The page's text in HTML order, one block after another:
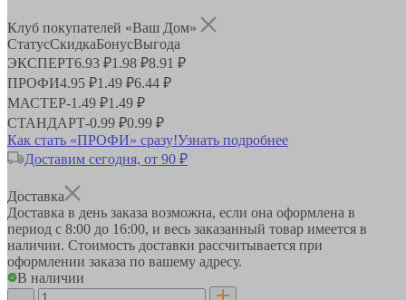
Клуб покупателей «Ваш Дом»
СтатусСкидкаБонусВыгода
ЭКСПЕРТ6.93 ₽1.98 ₽8.91 ₽
ПРОФИ4.95 ₽1.49 ₽6.44 ₽
МАСТЕР-1.49 ₽1.49 ₽
СТАНДАРТ-0.99 ₽0.99 ₽
Как стать «ПРОФИ» сразу!Узнать подробнее
Доставим сегодня, от 90 ₽
Доставка
Доставка в день заказа возможна, если она оформлена в
период с 8:00 до 16:00, и весь заказанный товар имеется в
наличии. Стоимость доставки рассчитывается при
оформлении заказа по вашему адресу.
В наличии